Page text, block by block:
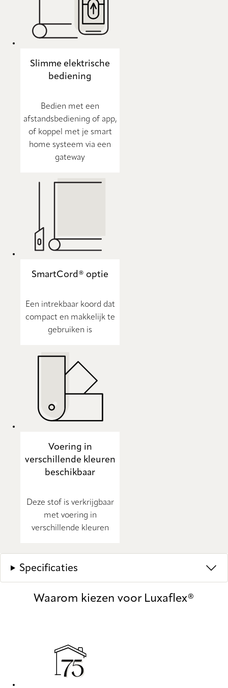
Slimme elektrische
bediening
Bedien met een
afstandsbediening of app,
of koppel met je smart
home systeem via een
gateway
SmartCord® optie
Een intrekbaar koord dat
compact en makkelijk te
gebruiken is
Voering in
verschillende kleuren
beschikbaar
Deze stof is verkrijgbaar
met voering in
verschillende kleuren
Specificaties
Waarom kiezen voor Luxaflex®